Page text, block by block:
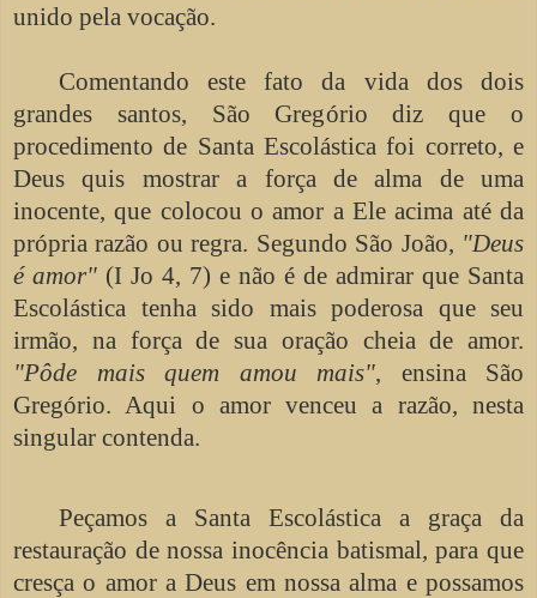
unido pela vocação.
Comentando este fato da vida dos dois
grandes santos, São Gregório diz que o
procedimento de Santa Escolástica foi correto, e
Deus quis mostrar a força de alma de uma
inocente, que colocou o amor a Ele acima até da
própria razão ou regra. Segundo São João, "Deus
é amor" (I Jo 4, 7) e não é de admirar que Santa
Escolástica tenha sido mais poderosa que seu
irmão, na força de sua oração cheia de amor.
"Pôde mais quem amou mais", ensina São
Gregório. Aqui o amor venceu a razão, nesta
singular contenda.
Peçamos a Santa Escolástica a graça da
restauração de nossa inocência batismal, para que
cresça o amor a Deus em nossa alma e possamos